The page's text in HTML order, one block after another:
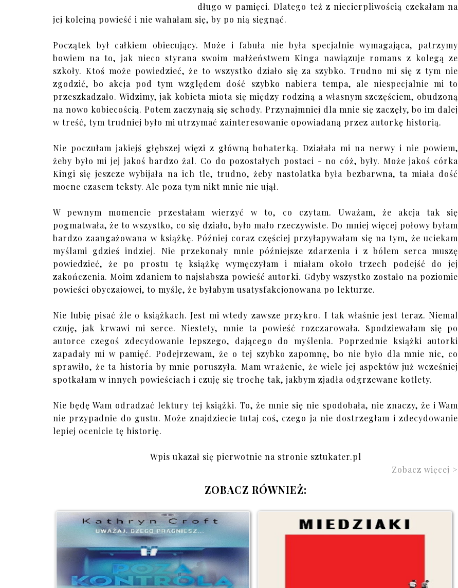
długo w pamięci. Dlatego też z niecierpliwością czekałam na
jej kolejną powieść i nie wahałam się, by po nią sięgnąć.
Początek był całkiem obiecujący. Może i fabuła nie była specjalnie wymagająca, patrzymy
bowiem na to, jak nieco styrana swoim małżeństwem Kinga nawiązuje romans z kolegą ze
szkoły. Ktoś może powiedzieć, że to wszystko działo się za szybko. Trudno mi się z tym nie
zgodzić, bo akcja pod tym względem dość szybko nabiera tempa, ale niespecjalnie mi to
przeszkadzało. Widzimy, jak kobieta miota się między rodziną a własnym szczęściem, obudzoną
na nowo kobiecością. Potem zaczynają się schody. Przynajmniej dla mnie się zaczęły, bo im dalej
w treść, tym trudniej było mi utrzymać zainteresowanie opowiadaną przez autorkę historią.
Nie poczułam jakiejś głębszej więzi z główną bohaterką. Działała mi na nerwy i nie powiem,
żeby było mi jej jakoś bardzo żal. Co do pozostałych postaci - no cóż, były. Może jakoś córka
Kingi się jeszcze wybijała na ich tle, trudno, żeby nastolatka była bezbarwna, ta miała dość
mocne czasem teksty. Ale poza tym nikt mnie nie ujął.
W pewnym momencie przestałam wierzyć w to, co czytam. Uważam, że akcja tak się
pogmatwała, że to wszystko, co się działo, było mało rzeczywiste. Do mniej więcej połowy byłam
bardzo zaangażowana w książkę. Później coraz częściej przyłapywałam się na tym, że uciekam
myślami gdzieś indziej. Nie przekonały mnie późniejsze zdarzenia i z bólem serca muszę
powiedzieć, że po prostu tę książkę wymęczyłam i miałam około trzech podejść do jej
zakończenia. Moim zdaniem to najsłabsza powieść autorki. Gdyby wszystko zostało na poziomie
powieści obyczajowej, to myślę, że byłabym usatysfakcjonowana po lekturze.
Nie lubię pisać źle o książkach. Jest mi wtedy zawsze przykro. I tak właśnie jest teraz. Niemal
czuję, jak krwawi mi serce. Niestety, mnie ta powieść rozczarowała. Spodziewałam się po
autorce czegoś zdecydowanie lepszego, dającego do myślenia. Poprzednie książki autorki
zapadały mi w pamięć. Podejrzewam, że o tej szybko zapomnę, bo nie było dla mnie nic, co
sprawiło, że ta historia by mnie poruszyła. Mam wrażenie, że wiele jej aspektów już wcześniej
spotkałam w innych powieściach i czuję się trochę tak, jakbym zjadła odgrzewane kotlety.
Nie będę Wam odradzać lektury tej książki. To, że mnie się nie spodobała, nie znaczy, że i Wam
nie przypadnie do gustu. Może znajdziecie tutaj coś, czego ja nie dostrzegłam i zdecydowanie
lepiej ocenicie tę historię.
Wpis ukazał się pierwotnie na stronie sztukater.pl
Zobacz więcej >
ZOBACZ RÓWNIEŻ: